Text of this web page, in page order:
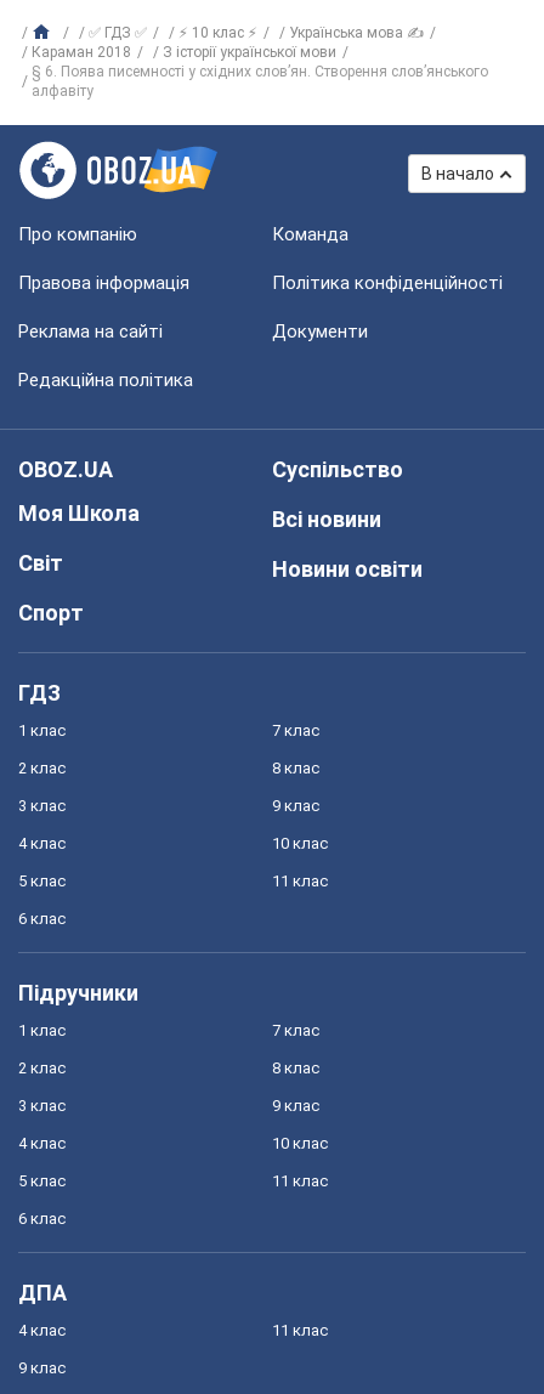
✅ ГДЗ ✅ ⚡ 10 клас ⚡
Українська мова ✍
Караман 2018
З історії української мови
§ 6. Поява писемності у східних слов’ян. Створення слов’янського
алфавіту
В начало
Про компанію Команда
Правова інформація Політика конфіденційності
Реклама на сайті Документи
Редакційна політика
OBOZ.UA
Моя Школа
Світ
Спорт
Суспільство
Всі новини
Новини освіти
ГДЗ
1 клас
2 клас
3 клас
4 клас
5 клас
6 клас
7 клас
8 клас
9 клас
10 клас
11 клас
Підручники
1 клас
2 клас
3 клас
4 клас
5 клас
6 клас
7 клас
8 клас
9 клас
10 клас
11 клас
ДПА
4 клас
9 клас
11 клас